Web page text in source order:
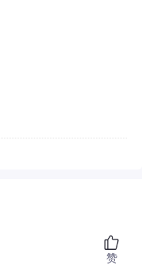
赞